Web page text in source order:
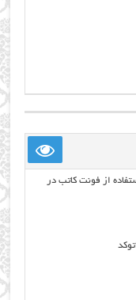
از فونت کاتب در